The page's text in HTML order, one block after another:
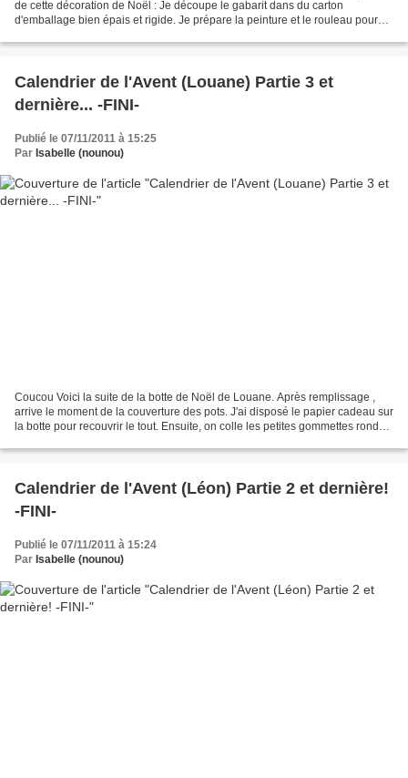
de cette décoration de Noël : Je découpe le gabarit dans du carton
d'emballage bien épais et rigide. Je prépare la peinture et le rouleau pour
Calendrier de l'Avent (Louane) Partie 3 et
dernière... -FINI-
Publié le 07/11/2011 à 15:25
Par Isabelle (nounou)
Coucou Voici la suite de la botte de Noël de Louane. Après remplissage ,
arrive le moment de la couverture des pots. J'ai disposé le papier cadeau sur
la botte pour recouvrir le tout. Ensuite, on colle les petites gommettes rondes
Calendrier de l'Avent (Léon) Partie 2 et dernière!
-FINI-
Publié le 07/11/2011 à 15:24
Par Isabelle (nounou)